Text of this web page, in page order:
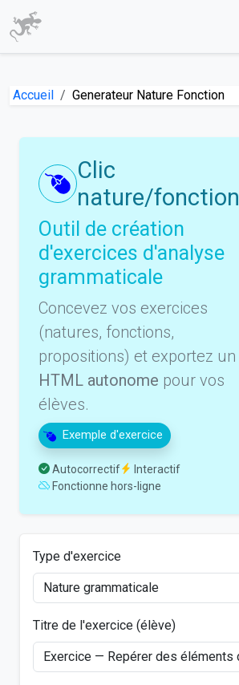
Accueil Generateur Nature Fonction
Clic
nature/fonction
Outil de création
d'exercices d'analyse
grammaticale
Concevez vos exercices
(natures, fonctions,
propositions) et exportez un
HTML autonome pour vos
élèves.
Exemple d'exercice
Autocorrectif
Interactif
Fonctionne hors-ligne
Type d'exercice
Titre de l'exercice (élève)